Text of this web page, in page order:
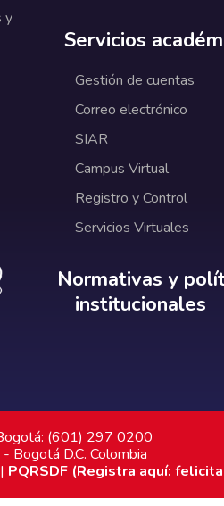
y
Servicios
Gestión de cuentas
Correo electrónico
SIAR
Campus Virtual
Registro y Control
Servicios Virtuales
Normativas y
Normativas y
institucionales
(601) 297 0200
Bogotá D.C. Colombia
| PQRSDF (Registra aquí: